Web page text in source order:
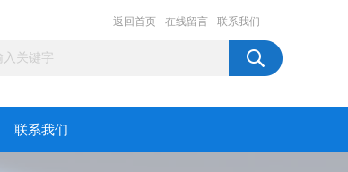
返回首页 在线留言 联系我们
联系我们